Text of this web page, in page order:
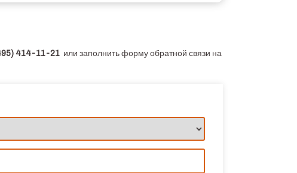
414-11-21 или заполнить форму обратной связи на